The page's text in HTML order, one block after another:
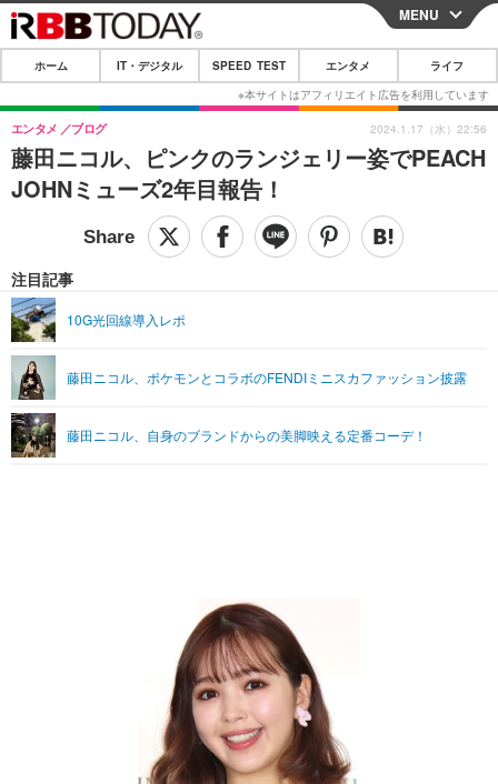
CLOSE
ホーム
IT・デジタル
IT・デジタルTOP スマートフォン
ショッピング その他
SPEED TEST
エンタメTOP 映画・ドラマ
グラビア ブログ
ショッピング その他
ライフTOP
リリース一覧
プッシュ通知の停止方法
MENU
ホーム IT・デジタル SPEED TEST エンタメ ライフ
藤田ニコル、ピンクのランジェリー姿でPEACH
JOHNミューズ2年目報告！
エンタメ ブログ
注目記事
10G光回線導入レポ
藤田ニコル、ポケモンとコラボのFENDIミニスカファッション披露
藤田ニコル、自身のブランドからの美脚映える定番コーデ！
2024.1.17（水）22:56